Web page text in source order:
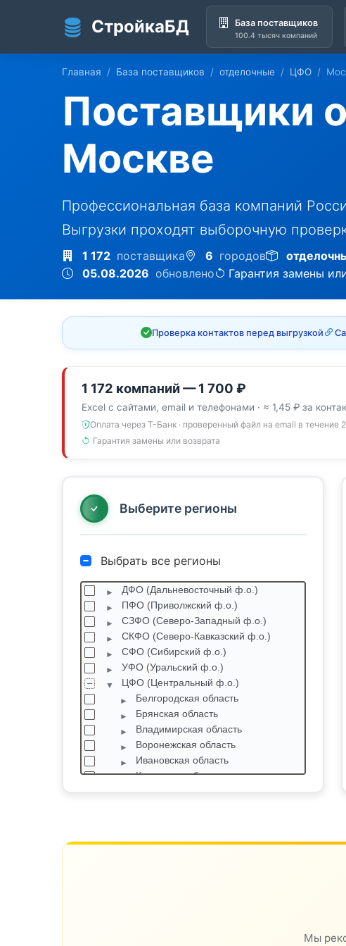
СтройкаБД База поставщиков
100.4 тысяч компаний
Главная База поставщиков отделочные ЦФО
Поставщики
Москве
Профессиональная база компаний
Выгрузки проходят выборочную
1 172 поставщика 6 городов
05.08.2026 обновлено Гарантия замены
Проверка контактов перед выгрузкой
1 172 компаний — 1 700 ₽
Excel с сайтами, email и телефонами · ≈ 1,45 ₽ за
Оплата через Т-Банк · проверенный файл на email в течение
Гарантия замены или возврата
Выберите регионы
Выбрать все регионы
ДФО (Дальневосточный ф.о.)
ПФО (Приволжский ф.о.)
СЗФО (Северо-Западный ф.о.)
СКФО (Северо-Кавказский ф.о.)
СФО (Сибирский ф.о.)
УФО (Уральский ф.о.)
ЦФО (Центральный ф.о.)
Белгородская область
Брянская область
Владимирская область
Воронежская область
Ивановская область
Калужская область
Мы